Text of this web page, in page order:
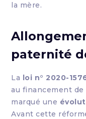
la mère.
paternité
La loi n° 2020-
au financement de
marqué une
Avant cette